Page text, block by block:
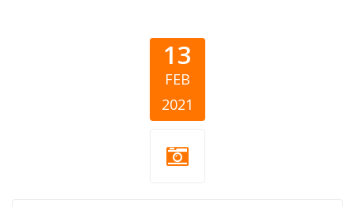
13
FEB
2021